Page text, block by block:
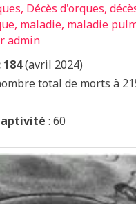
, Décès d'orques,
, maladie, maladie
admin
(avril 2024)
total de morts à
: 60